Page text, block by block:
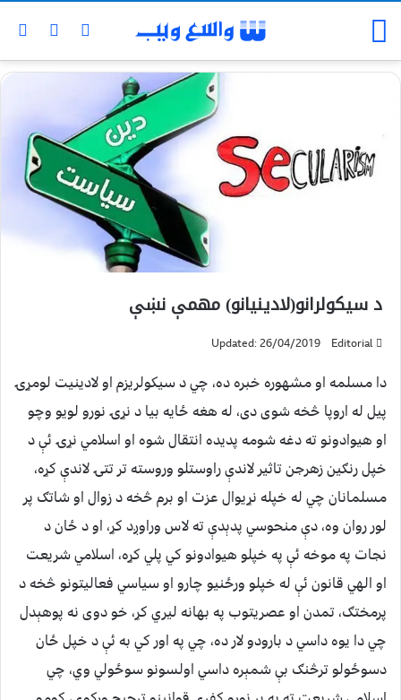
د سیکولرانو(لادینیانو) مهمې نښې
Editorial
Updated: 26/04/2019
دا مسلمه او مشهوره خبره ده، چي د سيکولريزم او لادینیت لومړۍ
پیل له اروپا څخه شوی دی، له هغه ځايه بيا د نړۍ نورو لويو وچو
او هيوادونو ته دغه شومه پديده انتقال شوه او اسلامي نړۍ ئې د
خپل رنګين زهرجن تاثير لاندې راوستلو وروسته تر تتۍ لاندې کړه،
مسلمانان چي له خپله نړیوال عزت او برم څخه د زوال او شاتګ پر
لور روان وه، دې منحوسي پدېدې ته لاس وراوږد کړ، او د ځان د
نجات په موخه ئې په خپلو هيوادونو کي پلي کړه، اسلامي شريعت
او الهي قانون ئې له خپلو ورځنيو چارو او سياسي فعاليتونو څخه د
پرمختګ، تمدن او عصريتوب په بهانه ليري کړ، خو دوی نه پوهېدل
چي دا يوه داسي د بارودو لار ده، چي په اور کي به ئې د خپل ځان
دسوځولو ترڅنګ بې شمېره داسي اولسونو سوځولي وي، چي